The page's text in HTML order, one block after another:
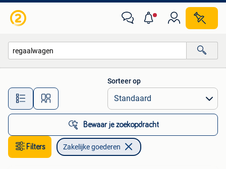
Alle afstanden…
Sorteer op
Bewaar je zoekopdracht
Filters Zakelijke goederen